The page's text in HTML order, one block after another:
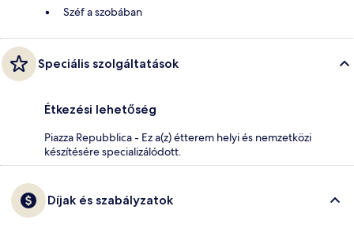
Széf a szobában
Speciális szolgáltatások
Étkezési lehetőség
Piazza Repubblica - Ez a(z) étterem helyi és nemzetközi
készítésére specializálódott.
Díjak és szabályzatok